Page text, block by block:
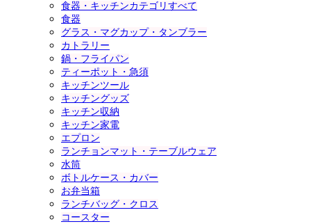
食器・キッチンカテゴリすべて
食器
グラス・マグカップ・タンブラー
カトラリー
鍋・フライパン
ティーポット・急須
キッチンツール
キッチングッズ
キッチン収納
キッチン家電
エプロン
ランチョンマット・テーブルウェア
水筒
ボトルケース・カバー
お弁当箱
ランチバッグ・クロス
コースター